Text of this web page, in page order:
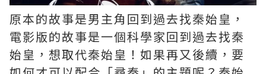
原本的故事是男主角回到過去找秦始皇，
電影版的故事是一個科學家回到過去找秦
始皇，想取代秦始皇！如果再又後續，要